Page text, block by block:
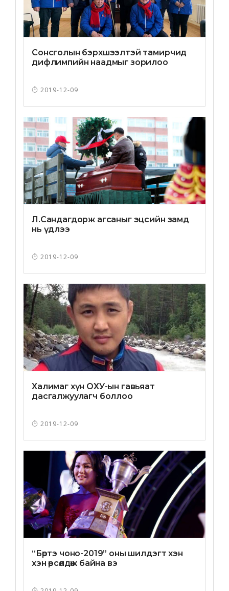
Сонсголын бэрхшээлтэй тамирчид
дифлимпийн наадмыг зорилоо
2019-12-09
Л.Сандагдорж агсаныг эцсийн замд
нь үдлээ
2019-12-09
Халимаг хүн ОХУ-ын гавьяат
дасгалжуулагч боллоо
2019-12-09
“Бөртэ чоно-2019” оны шилдэгт хэн
хэн өрсөлдөж байна вэ